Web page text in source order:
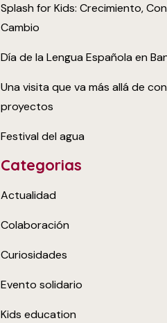
Splash for Kids: Crecimiento,
Cambio
Día de la Lengua Española en
Una visita que va más allá de
proyectos
Festival del agua
Categorias
Actualidad
Colaboración
Curiosidades
Evento solidario
Kids education